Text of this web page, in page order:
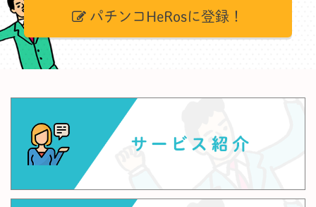
パチンコHeRosに登録！